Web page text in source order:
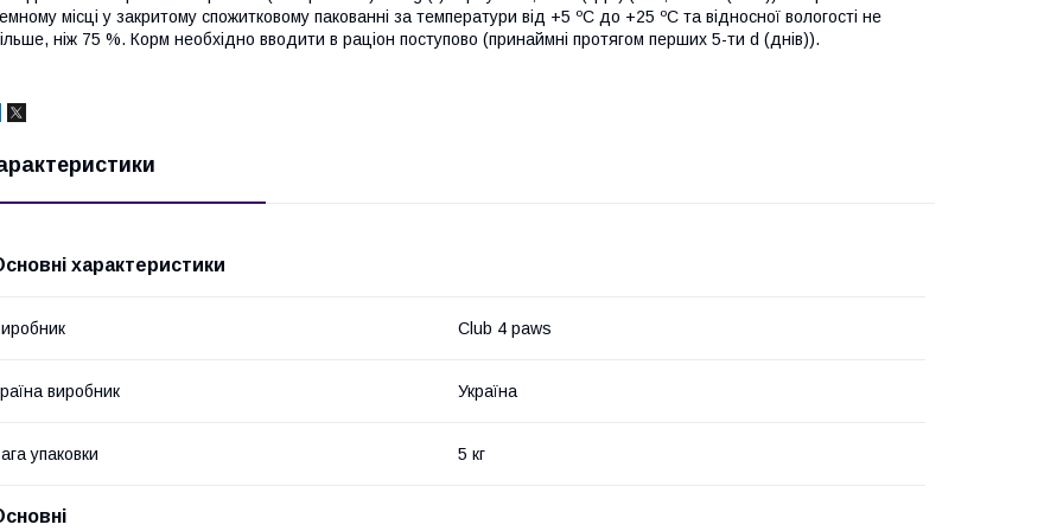
місці у закритому спожитковому пакованні за температури від +5 ºС до +25 ºС та відносної вологості не
ніж 75 %. Корм необхідно вводити в раціон поступово (принаймні протягом перших 5-ти d (днів)).
характеристики
Club 4 paws
виробник Україна
упаковки 5 кг